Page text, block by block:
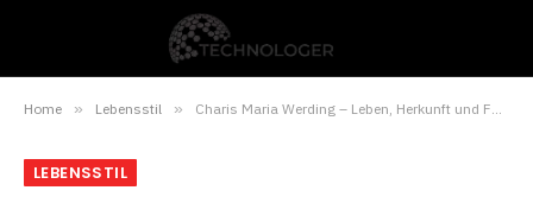
Home » Lebensstil » Charis Maria Werding – Leben, Herkunft und Familie von Juliane Werdings Tochter
LEBENSSTIL